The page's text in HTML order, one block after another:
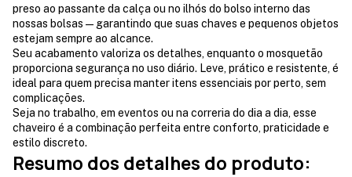
preso ao passante da calça ou no ilhós do bolso interno das
nossas bolsas — garantindo que suas chaves e pequenos objetos
estejam sempre ao alcance.
Seu acabamento valoriza os detalhes, enquanto o mosquetão
proporciona segurança no uso diário. Leve, prático e resistente, é
ideal para quem precisa manter itens essenciais por perto, sem
complicações.
Seja no trabalho, em eventos ou na correria do dia a dia, esse
chaveiro é a combinação perfeita entre conforto, praticidade e
estilo discreto.
Resumo dos detalhes do produto: